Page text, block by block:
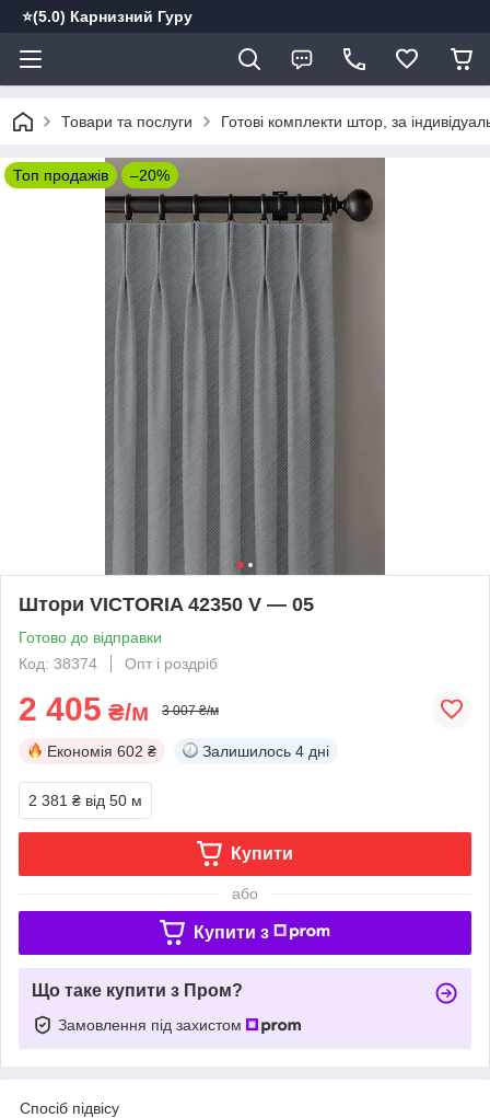
⭐️(5.0) Карнизний Гуру
Товари та послуги Готові комплекти штор, за
Топ продажів –20%
Штори VICTORIA 42350 V — 05
Готово до відправки
Код: 38374
Опт і роздріб
2 405 ₴/м 3 007 ₴/м
Економія 602 ₴ Залишилось 4 дні
2 381 ₴ від 50 м
Купити
або
Купити з
Що таке купити з Пром?
Замовлення під захистом
Спосіб підвісу